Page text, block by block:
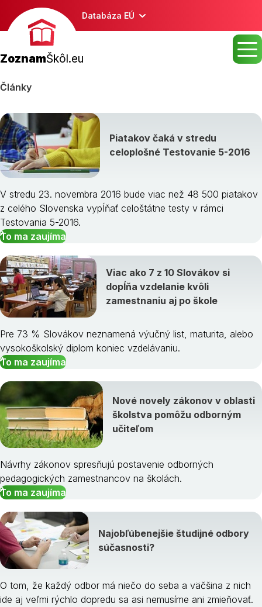
Databáza EÚ
ZoznamŠkôl.eu
Články
Piatakov čaká v stredu
celoplošné Testovanie 5-2016
V stredu 23. novembra 2016 bude viac než 48 500 piatakov
z celého Slovenska vypĺňať celoštátne testy v rámci
Testovania 5-2016.
To ma zaujíma
Viac ako 7 z 10 Slovákov si
dopĺňa vzdelanie kvôli
zamestnaniu aj po škole
Pre 73 % Slovákov neznamená výučný list, maturita, alebo
vysokoškolský diplom koniec vzdelávaniu.
To ma zaujíma
Nové novely zákonov v oblasti
školstva pomôžu odborným
učiteľom
Návrhy zákonov spresňujú postavenie odborných
pedagogických zamestnancov na školách.
To ma zaujíma
Najobľúbenejšie študijné odbory
súčasnosti?
O tom, že každý odbor má niečo do seba a väčšina z nich
ide aj veľmi rýchlo dopredu sa asi nemusíme ani zmieňovať.